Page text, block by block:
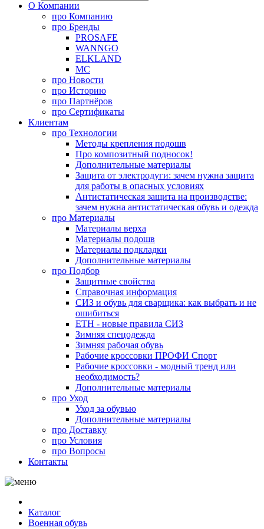
О Компании
про Компанию
про Бренды
PROSAFE
WANNGO
ELKLAND
MC
про Новости
про Историю
про Партнёров
про Сертификаты
Клиентам
про Технологии
Методы крепления подошв
Про композитный подносок!
Дополнительные материалы
Защита от электродуги: зачем нужна защита
для работы в опасных условиях
Антистатическая защита на производстве:
зачем нужна антистатическая обувь и одежда
про Материалы
Материалы верха
Материалы подошв
Материалы подкладки
Дополнительные материалы
про Подбор
Защитные свойства
Справочная информация
СИЗ и обувь для сварщика: как выбрать и не
ошибиться
ЕТН - новые правила СИЗ
Зимняя спецодежда
Зимняя рабочая обувь
Рабочие кроссовки ПРОФИ Спорт
Рабочие кроссовки - модный тренд или
необходимость?
Дополнительные материалы
про Уход
Уход за обувью
Дополнительные материалы
про Доставку
про Условия
про Вопросы
Контакты
Каталог
Военная обувь